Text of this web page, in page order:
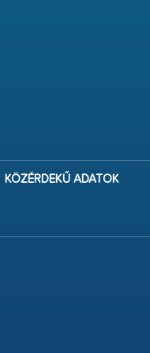
KÖZÉRDEKŰ ADATOK